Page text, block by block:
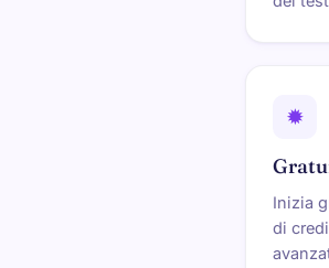
✹
Inizia
di